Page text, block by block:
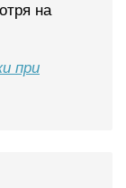
на
при